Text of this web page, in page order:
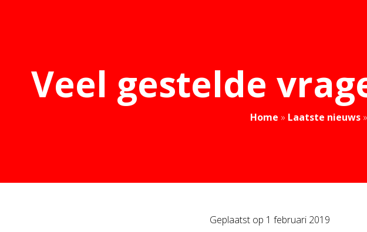
Veel gestelde
Home » Laatste nieuws »
Geplaatst op 1 februari 2019